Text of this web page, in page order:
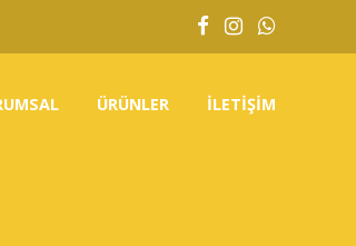
ÜRÜNLER İLETIŞIM